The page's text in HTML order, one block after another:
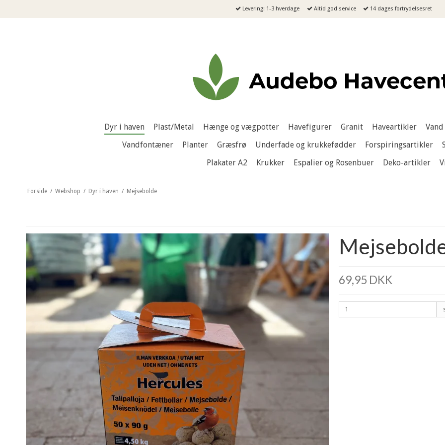
Levering: 1-3 hverdage Altid god service 14 dages fortrydelsesret
Dyr i haven Plast/Metal Hænge og vægpotter Havefigurer Granit Haveartikler
Vandfontæner
Planter Græsfrø Underfade og krukkefødder Forspiringsartikler
Plakater A2
Krukker Espalier og Rosenbuer Deko-artikler
Forside / Webshop / Dyr i haven / Mejsebolde
69,95 DKK